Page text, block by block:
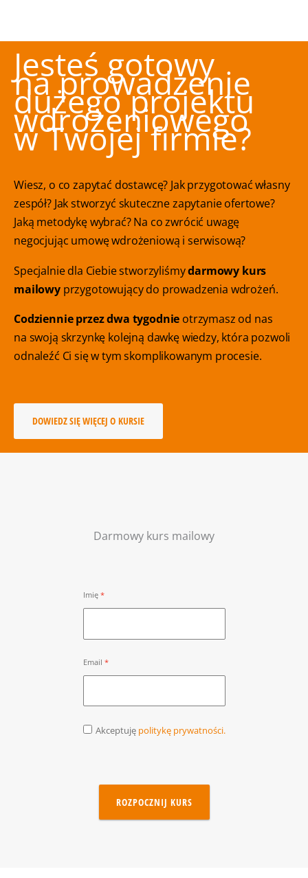
Jesteś gotowy
na prowadzenie
dużego projektu
wdrożeniowego
w Twojej firmie?
Wiesz, o co zapytać dostawcę? Jak przygotować własny
zespół? Jak stworzyć skuteczne zapytanie ofertowe?
Jaką metodykę wybrać? Na co zwrócić uwagę
negocjując umowę wdrożeniową i serwisową?
Specjalnie dla Ciebie stworzyliśmydarmowy kurs
mailowyprzygotowujący do prowadzenia wdrożeń.
Codziennie przez dwa tygodnie otrzymasz od nas
na swoją skrzynkę kolejną dawkę wiedzy, która pozwoli
odnaleźć Ci się w tym skomplikowanym procesie.
DOWIEDZ SIĘ WIĘCEJ O KURSIE
Darmowy kurs mailowy
Imię
Email
Akceptuję politykę prywatności.
ROZPOCZNIJ KURS